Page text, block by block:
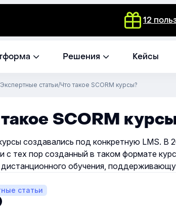
12
Решения Кейсы
Экспертные статьи Что такое SCORM курсы?
SCORM
создавались под конкретную LMS. В
и с тех пор созданный в таком формате
обучения,
статьи